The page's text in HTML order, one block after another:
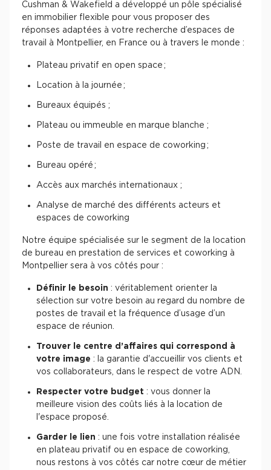
Cushman & Wakefield a développé un pôle spécialisé
en immobilier flexible pour vous proposer des
réponses adaptées à votre recherche d’espaces de
travail à Montpellier, en France ou à travers le monde :
Plateau privatif en open space ;
Location à la journée ;
Bureaux équipés ;
Plateau ou immeuble en marque blanche ;
Poste de travail en espace de coworking ;
Bureau opéré ;
Accès aux marchés internationaux ;
Analyse de marché des différents acteurs et
espaces de coworking
Notre équipe spécialisée sur le segment de la location
de bureau en prestation de services et coworking à
Montpellier sera à vos côtés pour :
Définir le besoin : véritablement orienter la
sélection sur votre besoin au regard du nombre de
postes de travail et la fréquence d’usage d’un
espace de réunion.
Trouver le centre d’affaires qui correspond à
votre image : la garantie d'accueillir vos clients et
vos collaborateurs, dans le respect de votre ADN.
Respecter votre budget : vous donner la
meilleure vision des coûts liés à la location de
l'espace proposé.
Garder le lien : une fois votre installation réalisée
en plateau privatif ou en espace de coworking,
nous restons à vos côtés car notre cœur de métier